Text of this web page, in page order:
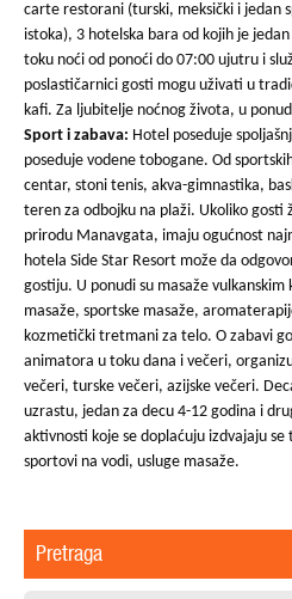
carte restorani (turski, meksički i jedan
istoka), 3 hotelska bara od kojih je
toku noći od ponoći do 07:00 ujutru i
poslastičarnici gosti mogu uživati u
kafi. Za ljubitelje noćnog života, u
Sport i zabava: Hotel poseduje
poseduje vodene tobogane. Od
centar, stoni tenis, akva-gimnastika,
teren za odbojku na plaži. Ukoliko gosti
prirodu Manavgata, imaju ogućnost
hotela Side Star Resort može da
gostiju. U ponudi su masaže
masaže, sportske masaže,
kozmetički tretmani za telo. O zabavi
animatora u toku dana i večeri,
večeri, turske večeri, azijske večeri.
uzrastu, jedan za decu 4-12 godina i
aktivnosti koje se doplaćuju izdvajaju
sportovi na vodi, usluge masaže.
Pretraga